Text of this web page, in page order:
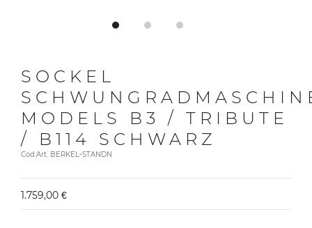
SOCKEL
MODELS B3 / TRIBUTE
/ B114 SCHWARZ
Cod.Art. BERKEL-STANDN
1.759,00 €